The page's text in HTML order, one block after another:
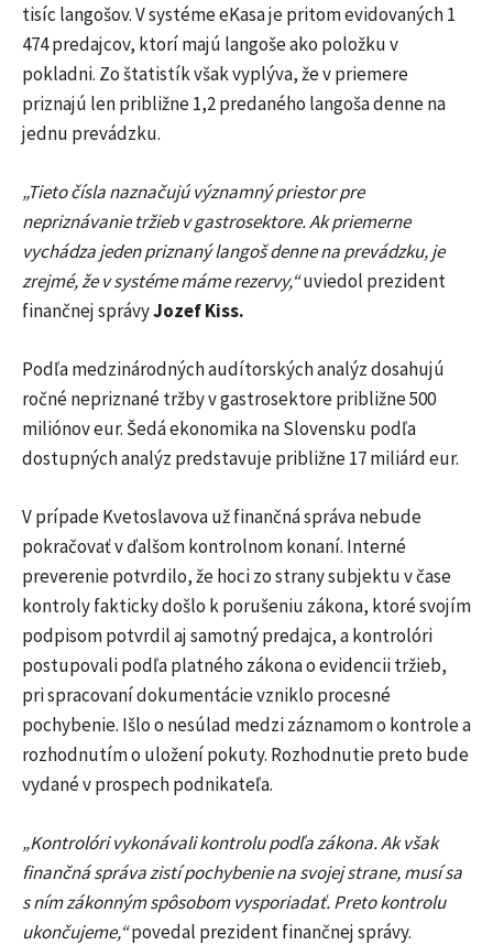
tisíc langošov. V systéme eKasa je pritom evidovaných 1
474 predajcov, ktorí majú langoše ako položku v
pokladni. Zo štatistík však vyplýva, že v priemere
priznajú len približne 1,2 predaného langoša denne na
jednu prevádzku.
„Tieto čísla naznačujú významný priestor pre
nepriznávanie tržieb v gastrosektore. Ak priemerne
vychádza jeden priznaný langoš denne na prevádzku, je
zrejmé, že v systéme máme rezervy,“uviedol prezident
finančnej správyJozef Kiss.
Podľa medzinárodných audítorských analýz dosahujú
ročné nepriznané tržby v gastrosektore približne 500
miliónov eur. Šedá ekonomika na Slovensku podľa
dostupných analýz predstavuje približne 17 miliárd eur.
V prípade Kvetoslavova už finančná správa nebude
pokračovať v ďalšom kontrolnom konaní. Interné
preverenie potvrdilo, že hoci zo strany subjektu v čase
kontroly fakticky došlo k porušeniu zákona, ktoré svojím
podpisom potvrdil aj samotný predajca, a kontrolóri
postupovali podľa platného zákona o evidencii tržieb,
pri spracovaní dokumentácie vzniklo procesné
pochybenie. Išlo o nesúlad medzi záznamom o kontrole a
rozhodnutím o uložení pokuty. Rozhodnutie preto bude
vydané v prospech podnikateľa.
„Kontrolóri vykonávali kontrolu podľa zákona. Ak však
finančná správa zistí pochybenie na svojej strane, musí sa
s ním zákonným spôsobom vysporiadať. Preto kontrolu
ukončujeme,“povedal prezident finančnej správy.